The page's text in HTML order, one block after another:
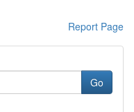
Report Page
Go